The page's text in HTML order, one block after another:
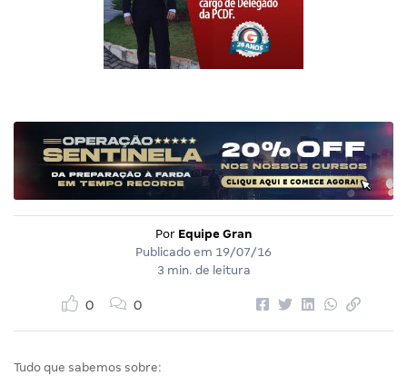
Por Equipe Gran
Publicado em 19/07/16
3 min. de leitura
0 0
Tudo que sabemos sobre: